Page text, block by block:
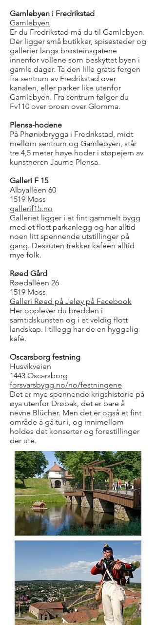
Gamlebyen i Fredrikstad
Gamlebyen
Er du Fredrikstad må du til Gamlebyen.
Der ligger små butikker, spisesteder og
gallerier langs brosteinsgatene
innenfor vollene som beskyttet byen i
gamle dager. Ta den lille gratis fergen
fra sentrum av Fredrikstad over
kanalen, eller parker like utenfor
Gamlebyen. Fra sentrum følger du
Fv110 over broen over Glomma.
Plensa-hodene
På Phønixbrygga i Fredrikstad, midt
mellom sentrum og Gamlebyen, står
tre 4,5 meter høye hoder i støpejern av
kunstneren Jaume Plensa.
Galleri F 15
Albyalléen 60
1519 Moss
gallerif15.no
Galleriet ligger i et fint gammelt bygg
med et flott parkanlegg og har alltid
noen litt spennende utstillinger på
gang. Dessuten trekker kaféen alltid
mye folk.
Røed Gård
Røedalléen 26
1519 Moss
Galleri Røed på Jeløy på Facebook
Her opplever du bredden i
samtidskunsten og i et veldig flott
landskap. I tillegg har de en hyggelig
kafé.
Oscarsborg festning
Husvikveien
1443 Oscarsborg
forsvarsbygg.no/no/festningene
Det er mye spennende krigshistorie på
øya utenfor Drøbak, det er bare å
nevne Blücher. Men det er også et fint
område å gå tur i, og innimellom
holdes det konserter og forestillinger
der ute.